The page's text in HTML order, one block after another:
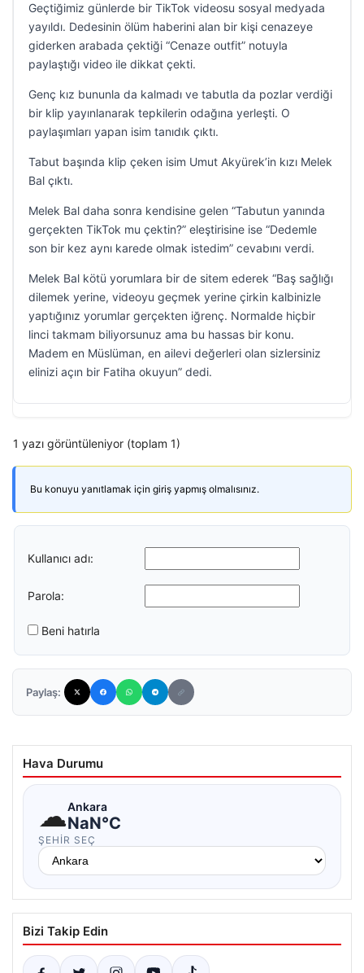
Geçtiğimiz günlerde bir TikTok videosu sosyal medyada
yayıldı. Dedesinin ölüm haberini alan bir kişi cenazeye
giderken arabada çektiği “Cenaze outfit” notuyla
paylaştığı video ile dikkat çekti.
Genç kız bununla da kalmadı ve tabutla da pozlar verdiği
bir klip yayınlanarak tepkilerin odağına yerleşti. O
paylaşımları yapan isim tanıdık çıktı.
Tabut başında klip çeken isim Umut Akyürek’in kızı Melek
Bal çıktı.
Melek Bal daha sonra kendisine gelen “Tabutun yanında
gerçekten TikTok mu çektin?” eleştirisine ise “Dedemle
son bir kez aynı karede olmak istedim” cevabını verdi.
Melek Bal kötü yorumlara bir de sitem ederek “Baş sağlığı
dilemek yerine, videoyu geçmek yerine çirkin kalbinizle
yaptığınız yorumlar gerçekten iğrenç. Normalde hiçbir
linci takmam biliyorsunuz ama bu hassas bir konu.
Madem en Müslüman, en ailevi değerleri olan sizlersiniz
elinizi açın bir Fatiha okuyun” dedi.
1 yazı görüntüleniyor (toplam 1)
Bu konuyu yanıtlamak için giriş yapmış olmalısınız.
Kullanıcı adı:
Parola:
Beni hatırla
Paylaş:
Hava Durumu
☁Ankara
NaN°C
ŞEHIR SEÇ
Bizi Takip Edin